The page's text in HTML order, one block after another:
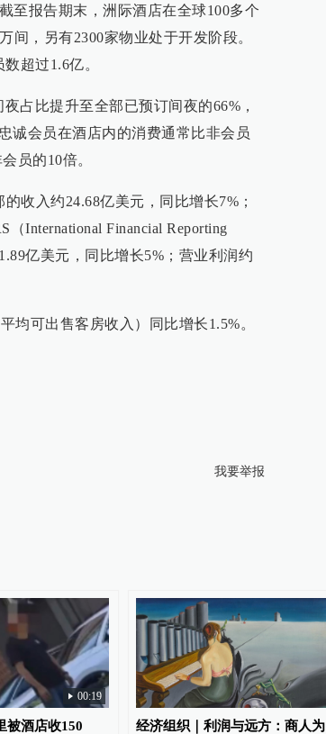
至报告期末，洲际酒店在全球100多个
间，另有2300家物业处于开发阶段。
超过1.6亿。
占比提升至全部已预订间夜的66%，
诚会员在酒店内的消费通常比非会员
员的10倍。
收入约24.68亿美元，同比增长7%；
International Financial Reporting
亿美元，同比增长5%；营业利润约
均可出售客房收入）同比增长1.5%。
我要举报
00:19
被酒店收150
经济组织｜利润与远方：商人为